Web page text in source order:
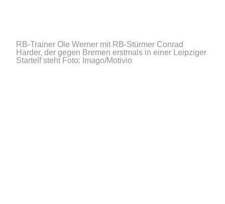
RB-Trainer Ole Werner mit RB-Stürmer Conrad
Harder, der gegen Bremen erstmals in einer Leipziger
Startelf steht Foto: Imago/Motivio